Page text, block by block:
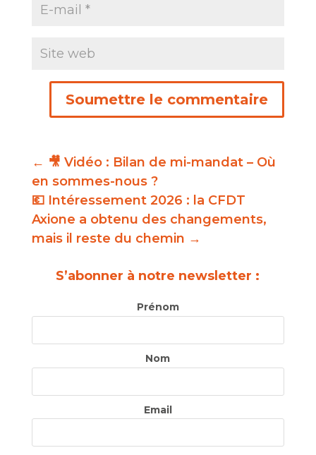
Soumettre le commentaire
← 🎥 Vidéo : Bilan de mi-mandat – Où
en sommes-nous ?
💶 Intéressement 2026 : la CFDT
Axione a obtenu des changements,
mais il reste du chemin →
S’abonner à notre newsletter :
Prénom
Nom
Email